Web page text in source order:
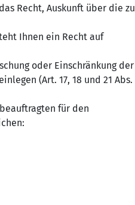
Recht, Auskunft über die zu
Ihnen ein Recht auf
oder Einschränkung der
(Art. 17, 18 und 21 Abs.
für den